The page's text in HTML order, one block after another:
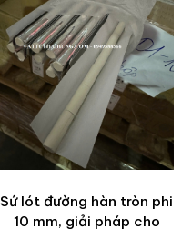
Sứ lót đường hàn tròn phi
10 mm, giải pháp cho